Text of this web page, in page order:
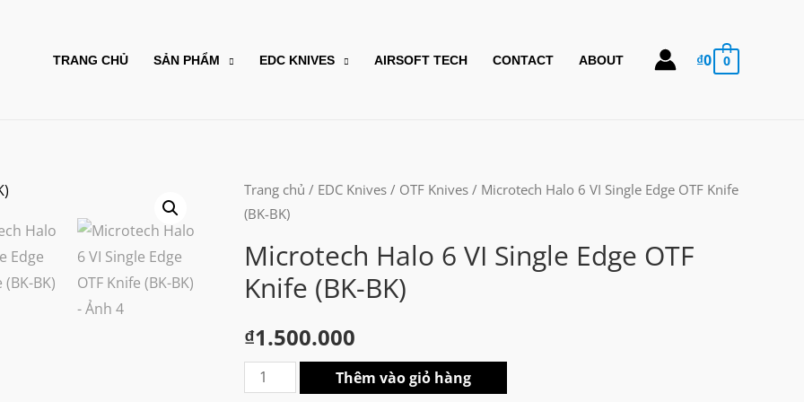
TRANG CHỦ SẢN PHẨM EDC KNIVES AIRSOFT TECH CONTACT ABOUT ₫0 0
Trang chủ / EDC Knives / OTF Knives / Microtech Halo 6 VI Single Edge OTF Knife
(BK-BK)
Microtech Halo 6 VI Single Edge OTF
Knife (BK-BK)
₫1.500.000
Microtech
Thêm vào giỏ hàng